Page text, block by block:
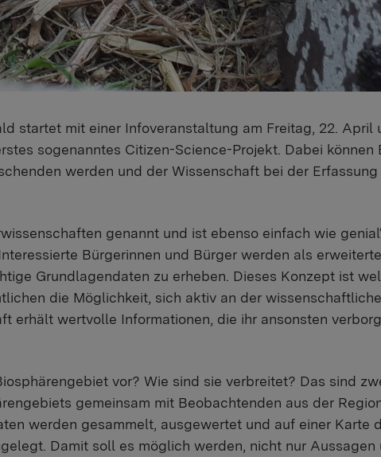
startet mit einer Infoveranstaltung am Freitag, 22. April
sogenanntes Citizen-Science-Projekt. Dabei können
werden und der Wissenschaft bei der Erfassung
genannt und ist ebenso einfach wie
Bürgerinnen und Bürger werden als
Grundlagendaten zu erheben. Dieses Konzept ist
die Möglichkeit, sich aktiv an der
erhält wertvolle Informationen, die ihr ansonsten
vor? Wie sind sie verbreitet? Das sind
gemeinsam mit Beobachtenden aus der
werden gesammelt, ausgewertet und auf einer Karte
Damit soll es möglich werden, nicht nur Aussagen